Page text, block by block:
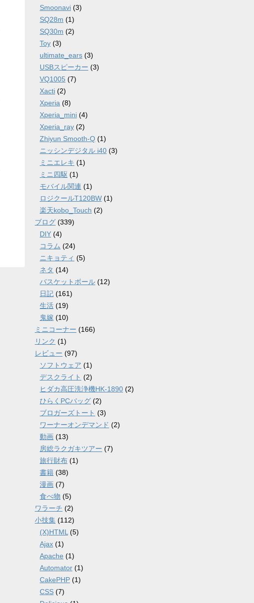
Smoonavi (3)
SQ28m (1)
SQ30m (2)
Toy (3)
ultimate_ears (3)
USBスピーカー (3)
VQ1005 (7)
Xacti (2)
Xperia (8)
Xperia_mini (4)
Xperia_ray (2)
Zhiyun Smooth-Q (1)
ニッシンデジタル i40 (3)
ミニエレキ (1)
ミニ四駆 (1)
モバイル関連 (1)
ロジクールT120BW (1)
楽天kobo_Touch (2)
ブログ (339)
DIY (4)
コラム (24)
ニキョティ (5)
ネタ (14)
バスケットボール (12)
日記 (161)
生活 (19)
鬼嫁 (10)
ミニコーナー (166)
リンク (1)
レビュー (97)
ソフトウェア (1)
デスクライト (2)
ヒダカ高圧洗浄機HK-1890 (2)
ひらくPCバッグ (2)
ブロガーズトート (3)
ワーナーオンデマンド (2)
動画 (13)
房総ラクガキツアー (7)
旅行財布 (1)
書籍 (38)
漫画 (7)
食べ物 (5)
ワラーチ (2)
小技集 (112)
(X)HTML (5)
Ajax (1)
Apache (1)
Automator (1)
CakePHP (1)
CSS (7)